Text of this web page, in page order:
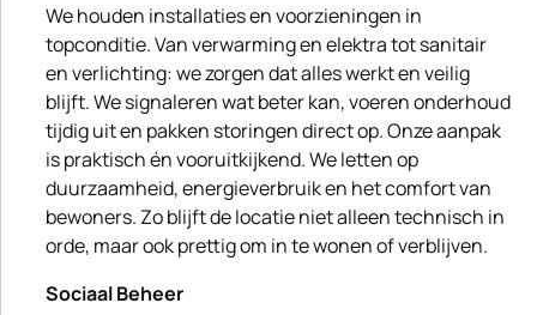
We houden installaties en voorzieningen in
topconditie. Van verwarming en elektra tot sanitair
en verlichting: we zorgen dat alles werkt en veilig
blijft. We signaleren wat beter kan, voeren onderhoud
tijdig uit en pakken storingen direct op. Onze aanpak
is praktisch én vooruitkijkend. We letten op
duurzaamheid, energieverbruik en het comfort van
bewoners. Zo blijft de locatie niet alleen technisch in
orde, maar ook prettig om in te wonen of verblijven.
Sociaal Beheer